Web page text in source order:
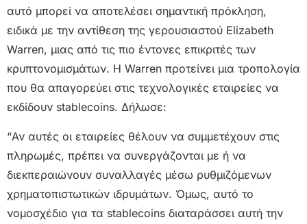
αυτό μπορεί να αποτελέσει σημαντική πρόκληση,
ειδικά με την αντίθεση της γερουσιαστού Elizabeth
Warren, μιας από τις πιο έντονες επικριτές των
κρυπτονομισμάτων. Η Warren προτείνει μια τροπολογία
που θα απαγορεύει στις τεχνολογικές εταιρείες να
εκδίδουν stablecoins. Δήλωσε:
“Αν αυτές οι εταιρείες θέλουν να συμμετέχουν στις
πληρωμές, πρέπει να συνεργάζονται με ή να
διεκπεραιώνουν συναλλαγές μέσω ρυθμιζόμενων
χρηματοπιστωτικών ιδρυμάτων. Όμως, αυτό το
νομοσχέδιο για τα stablecoins διαταράσσει αυτή την